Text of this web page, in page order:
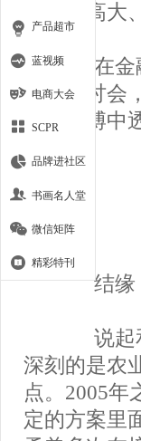
博士。高大
在金融
金融研讨会
学识渊博中
结缘
说起和
深刻的是农
点。2005年
定的方案里
产品超市
蓝视频
电商大会
SCPR
品牌进社区
书画名人堂
微信矩阵
精彩特刊